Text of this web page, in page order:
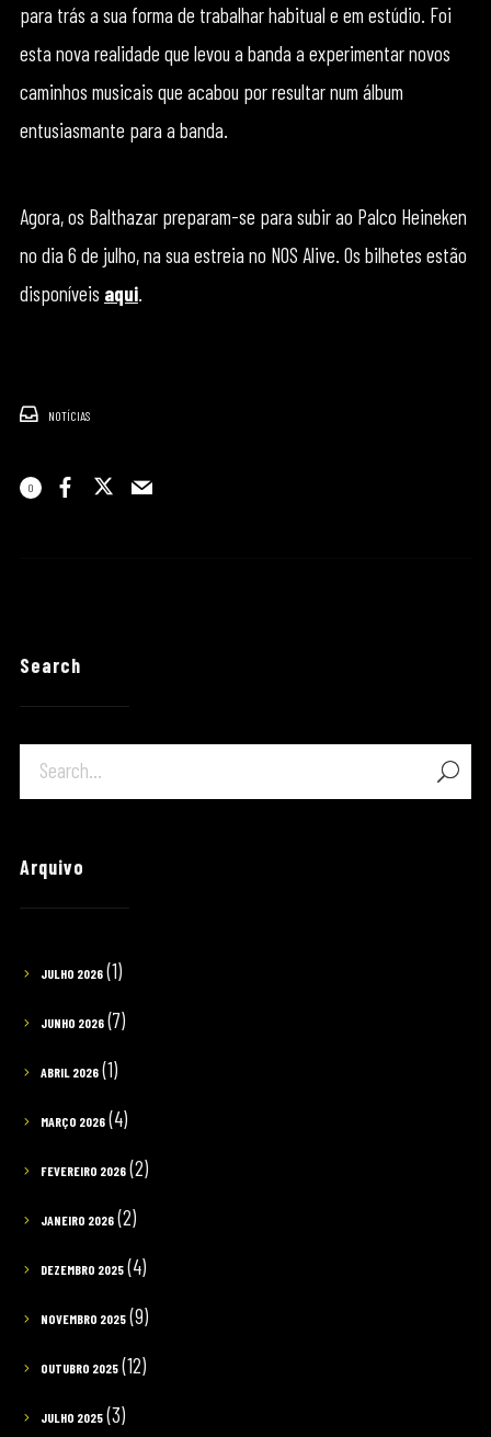
para trás a sua forma de trabalhar habitual e em estúdio. Foi
esta nova realidade que levou a banda a experimentar novos
caminhos musicais que acabou por resultar num álbum
entusiasmante para a banda.
Agora, os Balthazar preparam-se para subir ao Palco Heineken
no dia 6 de julho, na sua estreia no NOS Alive. Os bilhetes estão
disponíveis aqui.
NOTÍCIAS
0
Search
Arquivo
JULHO 2026(1)
JUNHO 2026(7)
ABRIL 2026(1)
MARÇO 2026(4)
FEVEREIRO 2026(2)
JANEIRO 2026(2)
DEZEMBRO 2025(4)
NOVEMBRO 2025(9)
OUTUBRO 2025(12)
JULHO 2025(3)